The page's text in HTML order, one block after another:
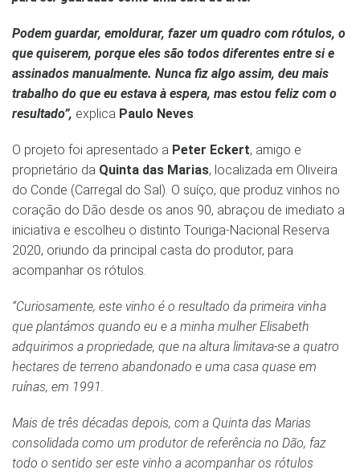
Podem guardar, emoldurar, fazer um quadro com rótulos, o
que quiserem, porque eles são todos diferentes entre si e
assinados manualmente. Nunca fiz algo assim, deu mais
trabalho do que eu estava à espera, mas estou feliz com o
resultado”, explica Paulo Neves
O projeto foi apresentado a Peter Eckert, amigo e
proprietário da Quinta das Marias, localizada em Oliveira
do Conde (Carregal do Sal). O suíço, que produz vinhos no
coração do Dão desde os anos 90, abraçou de imediato a
iniciativa e escolheu o distinto Touriga-Nacional Reserva
2020, oriundo da principal casta do produtor, para
acompanhar os rótulos.
“Curiosamente, este vinho é o resultado da primeira vinha
que plantámos quando eu e a minha mulher Elisabeth
adquirimos a propriedade, que na altura limitava-se a quatro
hectares de terreno abandonado e uma casa quase em
ruínas, em 1991.
Mais de três décadas depois, com a Quinta das Marias
consolidada como um produtor de referência no Dão, faz
todo o sentido ser este vinho a acompanhar os rótulos